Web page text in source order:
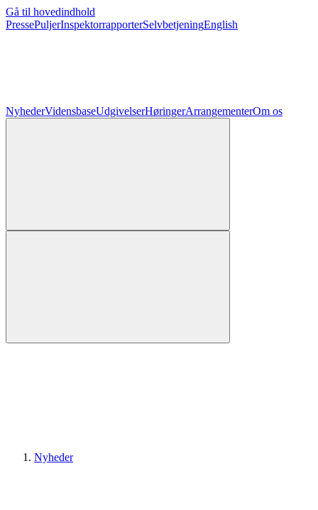
Gå til hovedindhold
PressePuljerInspektorrapporterSelvbetjeningEnglish
NyhederVidensbaseUdgivelserHøringerArrangementerOm os
Nyheder